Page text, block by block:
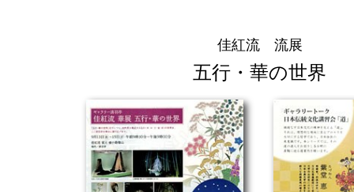
五行・華の世界
佳紅流 流展